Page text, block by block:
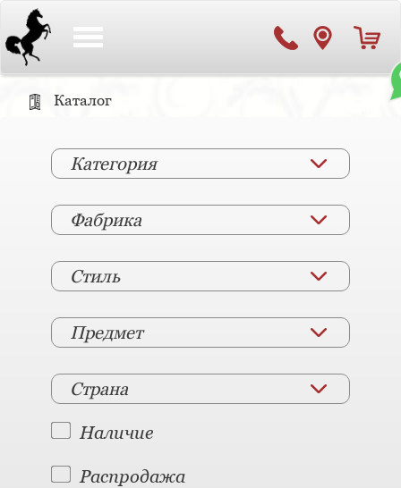
Каталог
Категория
Фабрика
Стиль
Предмет
Страна
Наличие
Распродажа